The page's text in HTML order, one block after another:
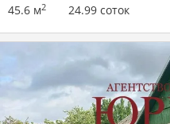
45.6 м2 24.99 соток